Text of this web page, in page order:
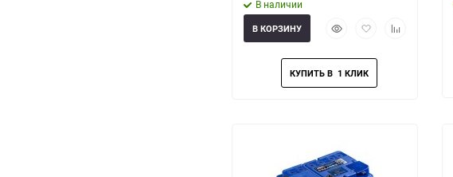
В наличии
БыстрыйДобавить
избранное
Добавить
В КОРЗИНУ